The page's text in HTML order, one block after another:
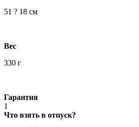
51 ? 18 см
Вес
330 г
Гарантия
1
Что взять в отпуск?